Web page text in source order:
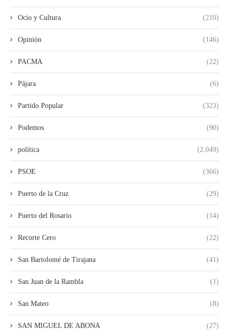
Ocio y Cultura (210)
Opinión (146)
PACMA (22)
Pájara (6)
Partido Popular (323)
Podemos (90)
política (2.049)
PSOE (366)
Puerto de la Cruz (29)
Puerto del Rosario (14)
Recorte Cero (22)
San Bartolomé de Tirajana (41)
San Juan de la Rambla (1)
San Mateo (8)
SAN MIGUEL DE ABONA (27)